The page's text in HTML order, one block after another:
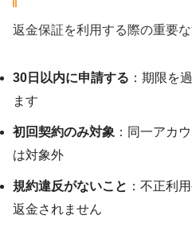
返金保証を利用する際の重要
30日以内に申請する ：期限を
ます
初回契約のみ対象 ：同一アカ
は対象外
規約違反がないこと ：不正利
返金されません